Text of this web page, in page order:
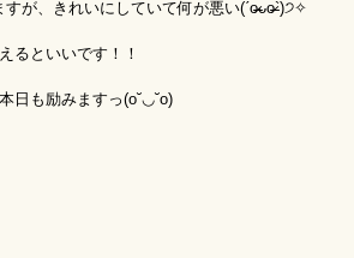
が、きれいにしていて何が悪い(ˊo̶̶̷ᴗo̶̶̷`)੭✧
るといいです！！
日も励みますっ(o˘◡˘o)